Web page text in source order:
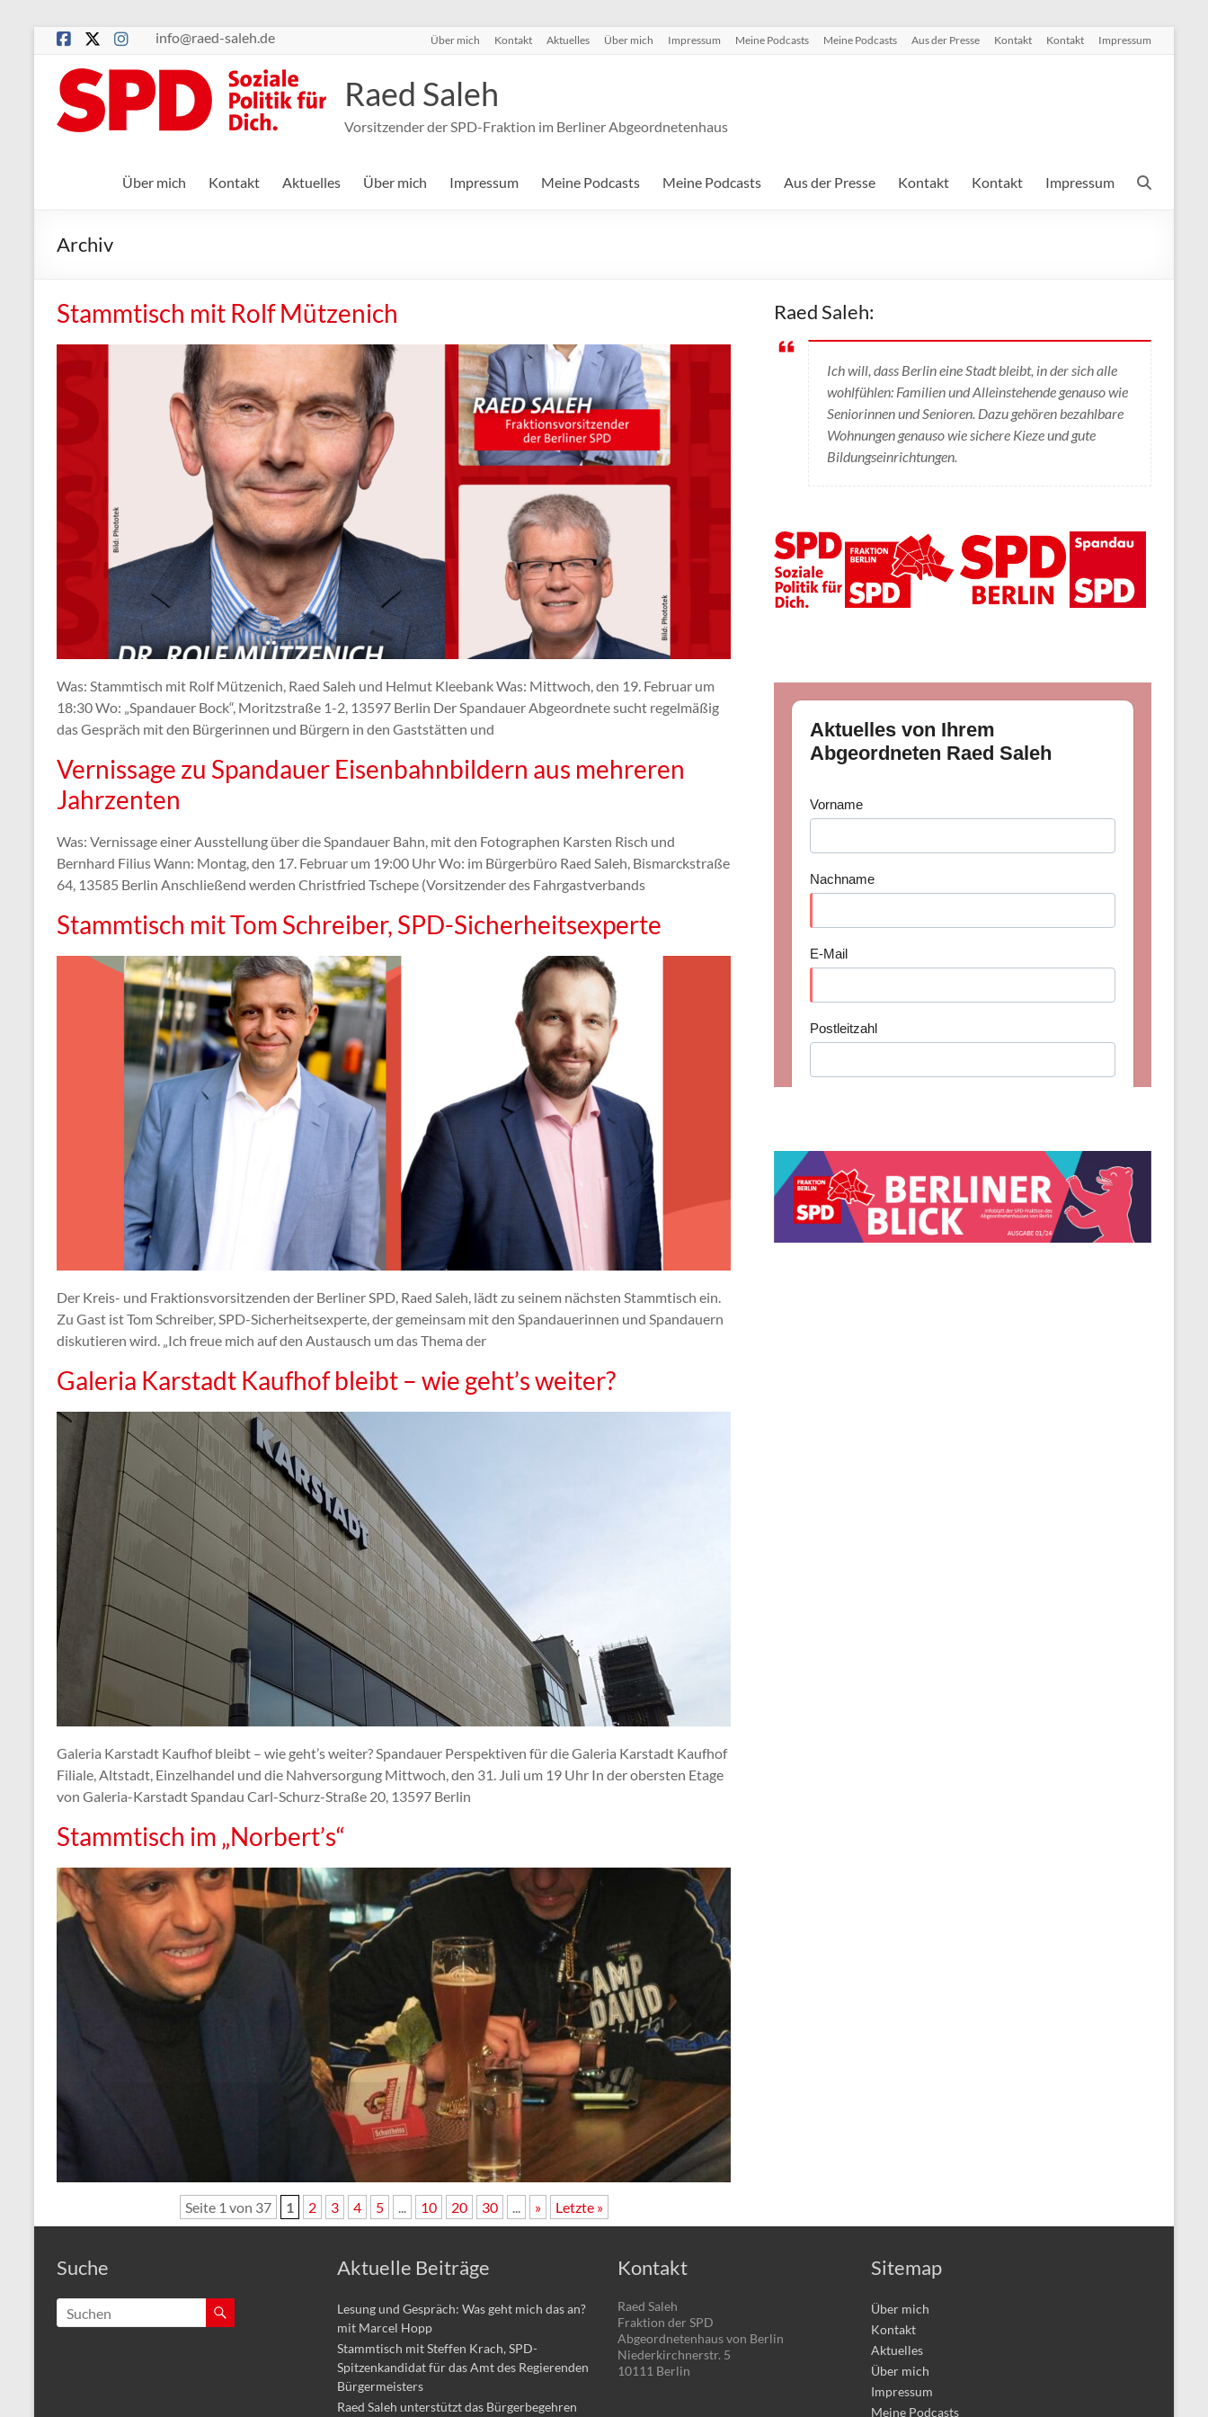
Zum
Inhalt
springen
info@raed-saleh.de Über mich Kontakt Aktuelles Über mich Impressum Meine Podcasts Meine Podcasts Aus der Presse Kontakt Kontakt Impressum
Raed Saleh
Vorsitzender der SPD-Fraktion im Berliner Abgeordnetenhaus
Über mich Kontakt Aktuelles Über mich Impressum Meine Podcasts Meine Podcasts Aus der Presse Kontakt Kontakt Impressum
Archiv
Stammtisch mit Rolf Mützenich
Was: Stammtisch mit Rolf Mützenich, Raed Saleh und Helmut Kleebank Was: Mittwoch, den 19. Februar um
18:30 Wo: „Spandauer Bock“, Moritzstraße 1-2, 13597 Berlin Der Spandauer Abgeordnete sucht regelmäßig
das Gespräch mit den Bürgerinnen und Bürgern in den Gaststätten und
Vernissage zu Spandauer Eisenbahnbildern aus mehreren
Jahrzenten
Was: Vernissage einer Ausstellung über die Spandauer Bahn, mit den Fotographen Karsten Risch und
Bernhard Filius Wann: Montag, den 17. Februar um 19:00 Uhr Wo: im Bürgerbüro Raed Saleh, Bismarckstraße
64, 13585 Berlin Anschließend werden Christfried Tschepe (Vorsitzender des Fahrgastverbands
Stammtisch mit Tom Schreiber, SPD-Sicherheitsexperte
Der Kreis- und Fraktionsvorsitzenden der Berliner SPD, Raed Saleh, lädt zu seinem nächsten Stammtisch ein.
Zu Gast ist Tom Schreiber, SPD-Sicherheitsexperte, der gemeinsam mit den Spandauerinnen und Spandauern
diskutieren wird. „Ich freue mich auf den Austausch um das Thema der
Galeria Karstadt Kaufhof bleibt – wie geht’s weiter?
Galeria Karstadt Kaufhof bleibt – wie geht’s weiter? Spandauer Perspektiven für die Galeria Karstadt Kaufhof
Filiale, Altstadt, Einzelhandel und die Nahversorgung Mittwoch, den 31. Juli um 19 Uhr In der obersten Etage
von Galeria-Karstadt Spandau Carl-Schurz-Straße 20, 13597 Berlin
Stammtisch im „Norbert’s“
Seite 1 von 37 1 2 3 4 5 ... 10 20 30 ... » Letzte »
Raed Saleh:
Ich will, dass Berlin eine Stadt bleibt, in der sich alle
wohlfühlen: Familien und Alleinstehende genauso wie
Seniorinnen und Senioren. Dazu gehören bezahlbare
Wohnungen genauso wie sichere Kieze und gute
Bildungseinrichtungen.
Suche Aktuelle Beiträge
Lesung und Gespräch: Was geht mich das an?
mit Marcel Hopp
Stammtisch mit Steffen Krach, SPD-
Spitzenkandidat für das Amt des Regierenden
Bürgermeisters
Raed Saleh unterstützt das Bürgerbegehren
Sitemap
Über mich
Kontakt
Aktuelles
Über mich
Impressum
Meine Podcasts
Kontakt
Raed Saleh
Fraktion der SPD
Abgeordnetenhaus von Berlin
Niederkirchnerstr. 5
10111 Berlin